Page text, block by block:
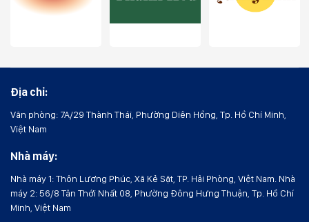
Địa chỉ:
Văn phòng: 7A/29 Thành Thái, Phường Diên Hồng, Tp. Hồ Chí Minh,
Việt Nam
Nhà máy:
Nhà máy 1: Thôn Lương Phúc, Xã Kẻ Sặt, TP. Hải Phòng, Việt Nam. Nhà
máy 2: 56/8 Tân Thới Nhất 08, Phường Đông Hưng Thuận, Tp. Hồ Chí
Minh, Việt Nam